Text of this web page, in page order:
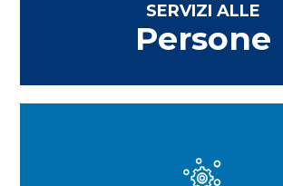
SERVIZI ALLE
Persone